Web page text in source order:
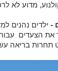
מדוע לא
- ילדים נהנים
את הצעדים
תחרות בריאה